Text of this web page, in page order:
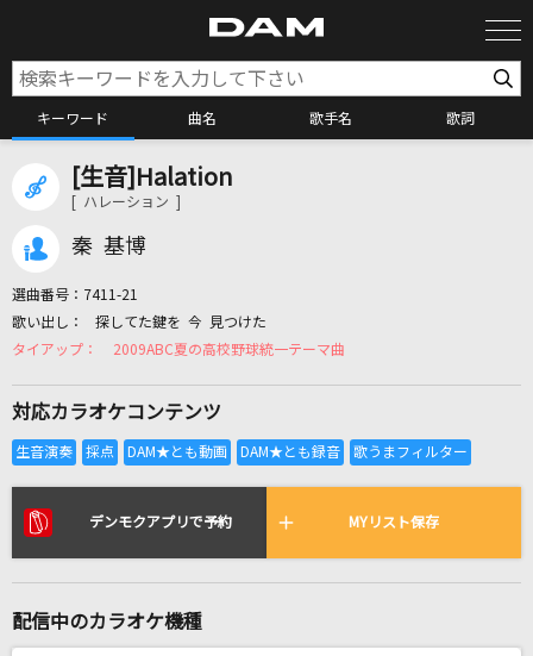
キーワード 曲名 歌手名 歌詞
カラオケ検索
カラオケリクエスト
リアルタイムで歌われている曲の一覧
Vinyl
うっせぇわ
[生音]Halation
[ ハレーション ]
秦 基博
選曲番号： 7411-21
探してた鍵を 今 見つけた
2009ABC夏の高校野球統一テーマ曲
対応カラオケコンテンツ
デンモクアプリで予約 MYリスト保存
配信中のカラオケ機種